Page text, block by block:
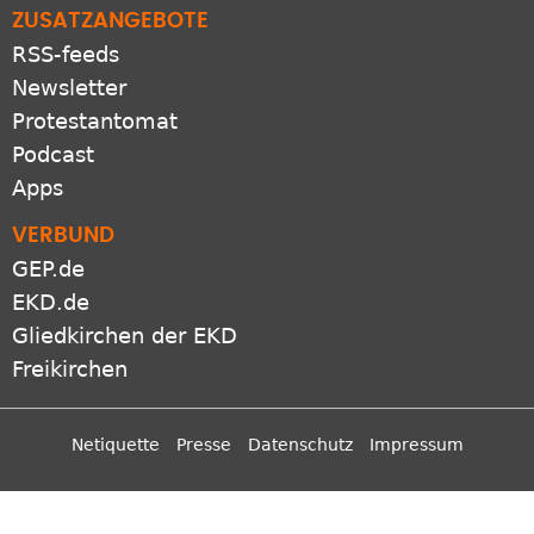
ZUSATZANGEBOTE
RSS-feeds
Newsletter
Protestantomat
Podcast
Apps
VERBUND
GEP.de
EKD.de
Gliedkirchen der EKD
Freikirchen
Netiquette Presse Datenschutz Impressum